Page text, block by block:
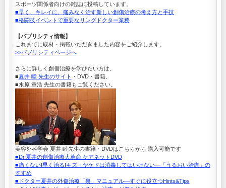
スポーツ関係者向けの雑誌に投稿しています。
■早く、キレイに、痛みなく治す新しい創傷治療の考え方と手技
■格闘技イベントで重要なリングドクター業務
【パブリシティ情報】
これまでに取材・掲載いただきました内容をご紹介します。
>>パブリシティページへ
さらに詳しく創傷治療を学びたい方は、
■夏井 睦 先生のサイト ・DVD・書籍、
■水原 章浩 先生の書籍もご覧ください。
美容外科学会 夏井 睦先生の書籍・DVDはこちらから 購入可能です
■Dr.夏井の創傷治療大革命 ケアネットDVD
■痛くない!早く治る!キズ・ヤケドは消毒してはいけない―「うるおい治療」の
すすめ
■ドクター夏井の外傷治療「裏」マニュアル―すぐに役立つHints&Tips